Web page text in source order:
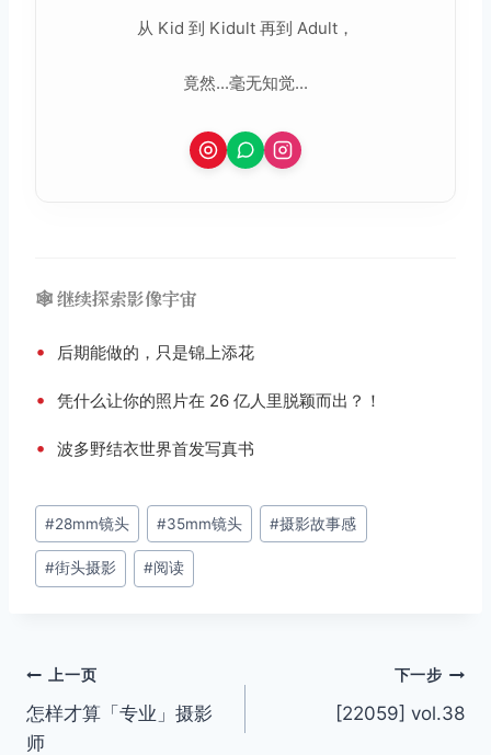
从 Kid 到 Kidult 再到 Adult，
竟然...毫无知觉...
🕸️ 继续探索影像宇宙
• 后期能做的，只是锦上添花
• 凭什么让你的照片在 26 亿人里脱颖而出？！
• 波多野结衣世界首发写真书
文
章
标
#28mm镜头 #35mm镜头 #摄影故事感
#街头摄影 #阅读
文
章
上一页
怎样才算「专业」摄影
师
下一步
[22059] vol.38